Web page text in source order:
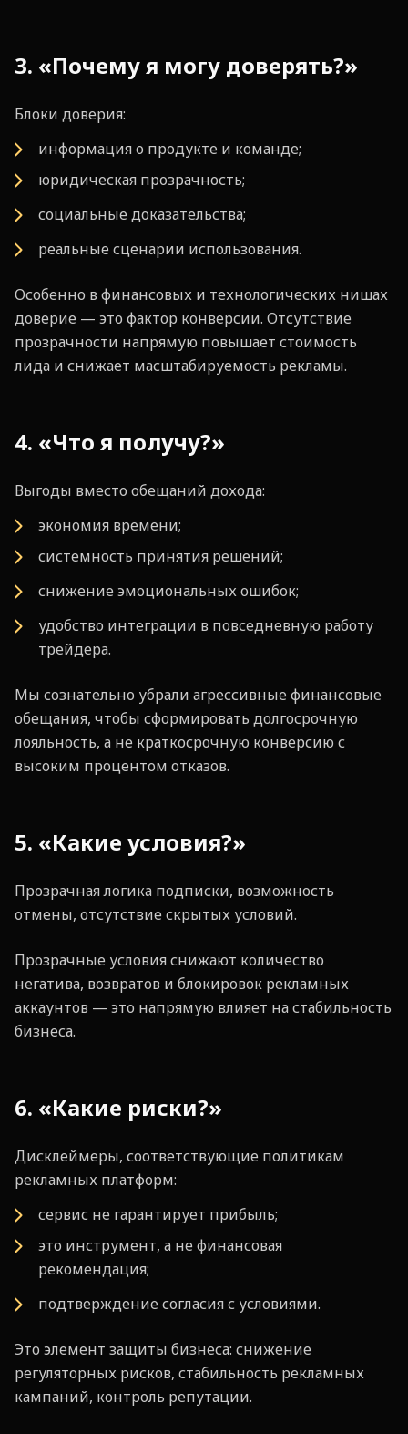
3. «Почему я могу доверять?»
Блоки доверия:
информация о продукте и команде;
юридическая прозрачность;
социальные доказательства;
реальные сценарии использования.
Особенно в финансовых и технологических нишах
доверие — это фактор конверсии. Отсутствие
прозрачности напрямую повышает стоимость
лида и снижает масштабируемость рекламы.
4. «Что я получу?»
Выгоды вместо обещаний дохода:
экономия времени;
системность принятия решений;
снижение эмоциональных ошибок;
удобство интеграции в повседневную работу
трейдера.
Мы сознательно убрали агрессивные финансовые
обещания, чтобы сформировать долгосрочную
лояльность, а не краткосрочную конверсию с
высоким процентом отказов.
5. «Какие условия?»
Прозрачная логика подписки, возможность
отмены, отсутствие скрытых условий.
Прозрачные условия снижают количество
негатива, возвратов и блокировок рекламных
аккаунтов — это напрямую влияет на стабильность
бизнеса.
6. «Какие риски?»
Дисклеймеры, соответствующие политикам
рекламных платформ:
сервис не гарантирует прибыль;
это инструмент, а не финансовая
рекомендация;
подтверждение согласия с условиями.
Это элемент защиты бизнеса: снижение
регуляторных рисков, стабильность рекламных
кампаний, контроль репутации.